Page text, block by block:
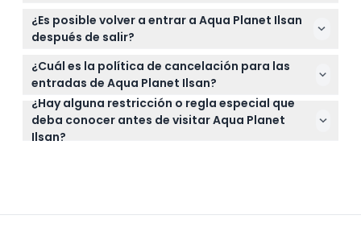
Lleve zapatos cómodos para caminar, una cámara
para capturar increíbles vistas submarinas y
artículos personales como agua y bocadillos, ya
que los gastos extras no están incluidos en la
entrada.
¿Es posible volver a entrar a Aqua Planet Ilsan
después de salir?
No, no está permitida la reentrada en Aqua Planet
Ilsan, así que planifique su visita para disfrutar de
todo en una sola ocasión.
¿Cuál es la política de cancelación para las
entradas de Aqua Planet Ilsan?
Las entradas para Aqua Planet Ilsan no son
reembolsables ni cancelables — asegúrese de usar
su entrada en la fecha reservada.
¿Hay alguna restricción o regla especial que
deba conocer antes de visitar Aqua Planet
Ilsan?